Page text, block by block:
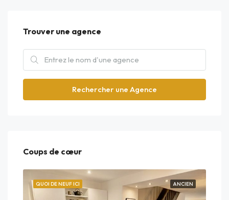
Trouver une agence
Rechercher une Agence
Coups de cœur
ANCIEN
QUOI DE NEUF ICI